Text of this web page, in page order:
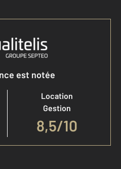
est notée
Location
Gestion
8,5/10